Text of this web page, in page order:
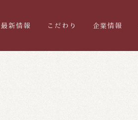
最新情報 こだわり 企業情報